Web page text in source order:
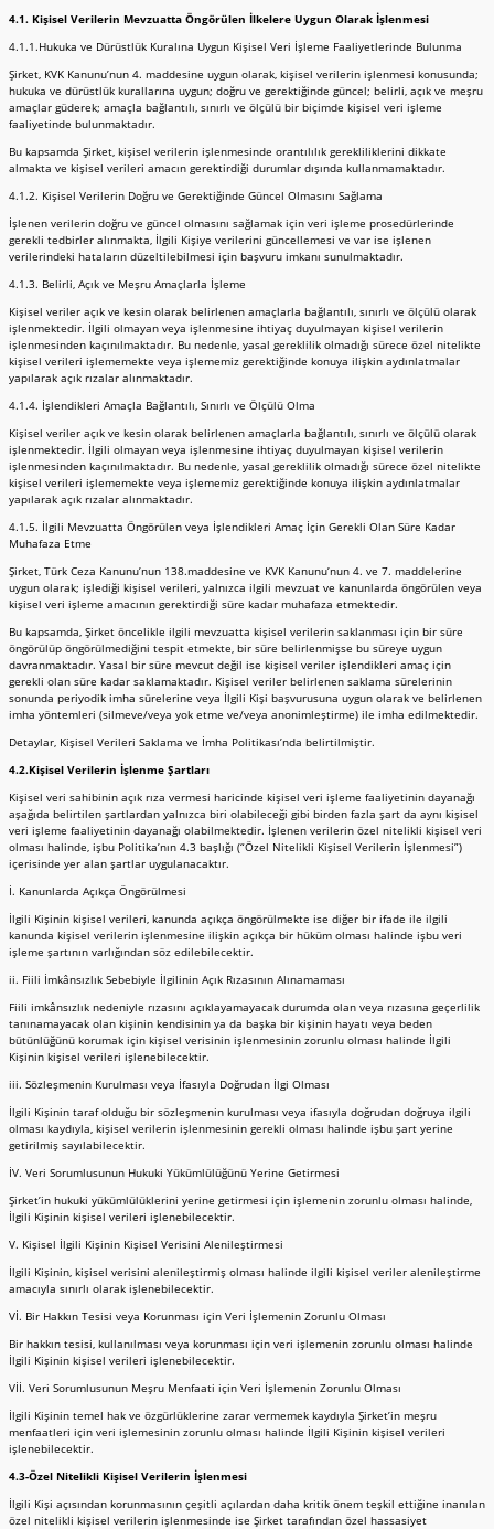
4.1. Kişisel Verilerin Mevzuatta Öngörülen İlkelere Uygun Olarak İşlenmesi
4.1.1.Hukuka ve Dürüstlük Kuralına Uygun Kişisel Veri İşleme Faaliyetlerinde Bulunma
Şirket, KVK Kanunu’nun 4. maddesine uygun olarak, kişisel verilerin işlenmesi konusunda;
hukuka ve dürüstlük kurallarına uygun; doğru ve gerektiğinde güncel; belirli, açık ve meşru
amaçlar güderek; amaçla bağlantılı, sınırlı ve ölçülü bir biçimde kişisel veri işleme
faaliyetinde bulunmaktadır.
Bu kapsamda Şirket, kişisel verilerin işlenmesinde orantılılık gerekliliklerini dikkate
almakta ve kişisel verileri amacın gerektirdiği durumlar dışında kullanmamaktadır.
4.1.2. Kişisel Verilerin Doğru ve Gerektiğinde Güncel Olmasını Sağlama
İşlenen verilerin doğru ve güncel olmasını sağlamak için veri işleme prosedürlerinde
gerekli tedbirler alınmakta, İlgili Kişiye verilerini güncellemesi ve var ise işlenen
verilerindeki hataların düzeltilebilmesi için başvuru imkanı sunulmaktadır.
4.1.3. Belirli, Açık ve Meşru Amaçlarla İşleme
Kişisel veriler açık ve kesin olarak belirlenen amaçlarla bağlantılı, sınırlı ve ölçülü olarak
işlenmektedir. İlgili olmayan veya işlenmesine ihtiyaç duyulmayan kişisel verilerin
işlenmesinden kaçınılmaktadır. Bu nedenle, yasal gereklilik olmadığı sürece özel nitelikte
kişisel verileri işlememekte veya işlememiz gerektiğinde konuya ilişkin aydınlatmalar
yapılarak açık rızalar alınmaktadır.
4.1.4. İşlendikleri Amaçla Bağlantılı, Sınırlı ve Ölçülü Olma
Kişisel veriler açık ve kesin olarak belirlenen amaçlarla bağlantılı, sınırlı ve ölçülü olarak
işlenmektedir. İlgili olmayan veya işlenmesine ihtiyaç duyulmayan kişisel verilerin
işlenmesinden kaçınılmaktadır. Bu nedenle, yasal gereklilik olmadığı sürece özel nitelikte
kişisel verileri işlememekte veya işlememiz gerektiğinde konuya ilişkin aydınlatmalar
yapılarak açık rızalar alınmaktadır.
4.1.5. İlgili Mevzuatta Öngörülen veya İşlendikleri Amaç İçin Gerekli Olan Süre Kadar
Muhafaza Etme
Şirket, Türk Ceza Kanunu’nun 138.maddesine ve KVK Kanunu’nun 4. ve 7. maddelerine
uygun olarak; işlediği kişisel verileri, yalnızca ilgili mevzuat ve kanunlarda öngörülen veya
kişisel veri işleme amacının gerektirdiği süre kadar muhafaza etmektedir.
Bu kapsamda, Şirket öncelikle ilgili mevzuatta kişisel verilerin saklanması için bir süre
öngörülüp öngörülmediğini tespit etmekte, bir süre belirlenmişse bu süreye uygun
davranmaktadır. Yasal bir süre mevcut değil ise kişisel veriler işlendikleri amaç için
gerekli olan süre kadar saklamaktadır. Kişisel veriler belirlenen saklama sürelerinin
sonunda periyodik imha sürelerine veya İlgili Kişi başvurusuna uygun olarak ve belirlenen
imha yöntemleri (silmeve/veya yok etme ve/veya anonimleştirme) ile imha edilmektedir.
Detaylar, Kişisel Verileri Saklama ve İmha Politikası’nda belirtilmiştir.
4.2.Kişisel Verilerin İşlenme Şartları
Kişisel veri sahibinin açık rıza vermesi haricinde kişisel veri işleme faaliyetinin dayanağı
aşağıda belirtilen şartlardan yalnızca biri olabileceği gibi birden fazla şart da aynı kişisel
veri işleme faaliyetinin dayanağı olabilmektedir. İşlenen verilerin özel nitelikli kişisel veri
olması halinde, işbu Politika’nın 4.3 başlığı (“Özel Nitelikli Kişisel Verilerin İşlenmesi”)
içerisinde yer alan şartlar uygulanacaktır.
İ. Kanunlarda Açıkça Öngörülmesi
İlgili Kişinin kişisel verileri, kanunda açıkça öngörülmekte ise diğer bir ifade ile ilgili
kanunda kişisel verilerin işlenmesine ilişkin açıkça bir hüküm olması halinde işbu veri
işleme şartının varlığından söz edilebilecektir.
ii. Fiili İmkânsızlık Sebebiyle İlgilinin Açık Rızasının Alınamaması
Fiili imkânsızlık nedeniyle rızasını açıklayamayacak durumda olan veya rızasına geçerlilik
tanınamayacak olan kişinin kendisinin ya da başka bir kişinin hayatı veya beden
bütünlüğünü korumak için kişisel verisinin işlenmesinin zorunlu olması halinde İlgili
Kişinin kişisel verileri işlenebilecektir.
iii. Sözleşmenin Kurulması veya İfasıyla Doğrudan İlgi Olması
İlgili Kişinin taraf olduğu bir sözleşmenin kurulması veya ifasıyla doğrudan doğruya ilgili
olması kaydıyla, kişisel verilerin işlenmesinin gerekli olması halinde işbu şart yerine
getirilmiş sayılabilecektir.
İV. Veri Sorumlusunun Hukuki Yükümlülüğünü Yerine Getirmesi
Şirket’in hukuki yükümlülüklerini yerine getirmesi için işlemenin zorunlu olması halinde,
İlgili Kişinin kişisel verileri işlenebilecektir.
V. Kişisel İlgili Kişinin Kişisel Verisini Alenileştirmesi
İlgili Kişinin, kişisel verisini alenileştirmiş olması halinde ilgili kişisel veriler alenileştirme
amacıyla sınırlı olarak işlenebilecektir.
Vİ. Bir Hakkın Tesisi veya Korunması için Veri İşlemenin Zorunlu Olması
Bir hakkın tesisi, kullanılması veya korunması için veri işlemenin zorunlu olması halinde
İlgili Kişinin kişisel verileri işlenebilecektir.
Vİİ. Veri Sorumlusunun Meşru Menfaati için Veri İşlemenin Zorunlu Olması
İlgili Kişinin temel hak ve özgürlüklerine zarar vermemek kaydıyla Şirket’in meşru
menfaatleri için veri işlemesinin zorunlu olması halinde İlgili Kişinin kişisel verileri
işlenebilecektir.
4.3-Özel Nitelikli Kişisel Verilerin İşlenmesi
İlgili Kişi açısından korunmasının çeşitli açılardan daha kritik önem teşkil ettiğine inanılan
özel nitelikli kişisel verilerin işlenmesinde ise Şirket tarafından özel hassasiyet